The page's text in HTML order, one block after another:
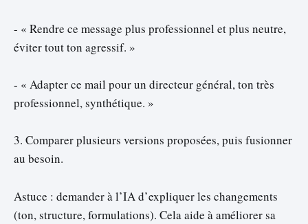
- « Rendre ce message plus professionnel et plus neutre,
éviter tout ton agressif. »
- « Adapter ce mail pour un directeur général, ton très
professionnel, synthétique. »
3. Comparer plusieurs versions proposées, puis fusionner
au besoin.
Astuce : demander à l’IA d’expliquer les changements
(ton, structure, formulations). Cela aide à améliorer sa